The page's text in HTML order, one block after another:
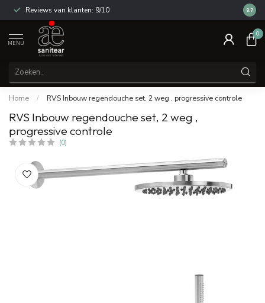
Reviews van klanten: 9/10 14
8.7
MENU
0
Home / RVS Inbouw regendouche set, 2 weg , progressive controle
RVS Inbouw regendouche set, 2 weg ,
progressive controle
(0)